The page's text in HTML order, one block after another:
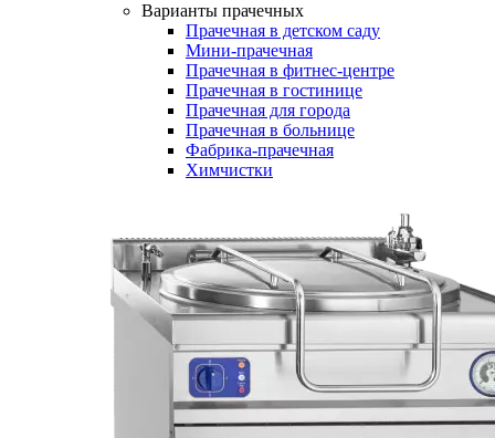
Варианты прачечных
Прачечная в детском саду
Мини-прачечная
Прачечная в фитнес-центре
Прачечная в гостинице
Прачечная для города
Прачечная в больнице
Фабрика-прачечная
Химчистки